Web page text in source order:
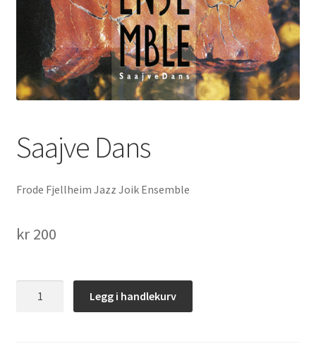
Film
Musikk
Priser og nominasjoner
Fold
ut
Kontakt oss
Saajve Dans
Frode Fjellheim Jazz Joik Ensemble
kr200
Legg i handlekurv